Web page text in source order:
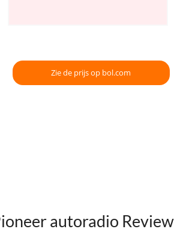
Zie de prijs op bol.com
autoradio